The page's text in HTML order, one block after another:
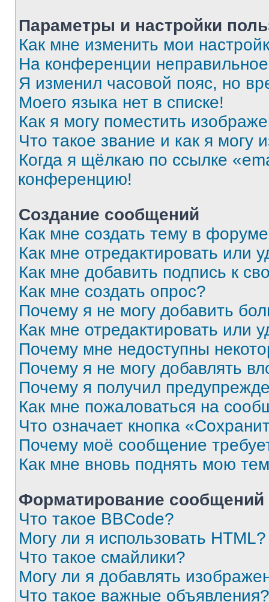
Параметры и настройки
Как мне изменить мои
На конференции
Я изменил часовой пояс, но
Моего языка нет в списке!
Как я могу поместить
Что такое звание и как я могу
Когда я щёлкаю по ссылке
конференцию!
Создание сообщений
Как мне создать тему в
Как мне отредактировать или
Как мне добавить подпись к
Как мне создать опрос?
Почему я не могу добавить
Как мне отредактировать или
Почему мне недоступны
Почему я не могу добавлять
Почему я получил
Как мне пожаловаться на
Что означает кнопка
Почему моё сообщение
Как мне вновь поднять мою
Форматирование
Что такое BBCode?
Могу ли я использовать HTML?
Что такое смайлики?
Могу ли я добавлять
Что такое важные объявления?